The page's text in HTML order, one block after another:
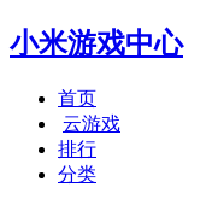
小米游戏中心
首页
云游戏
排行
分类